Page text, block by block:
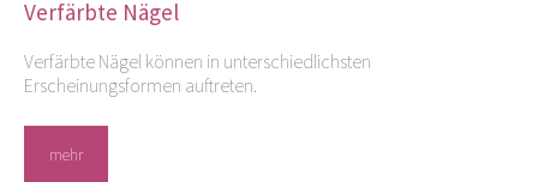
Verfärbte Nägel
Verfärbte Nägel können in unterschiedlichsten
Erscheinungsformen auftreten.
mehr